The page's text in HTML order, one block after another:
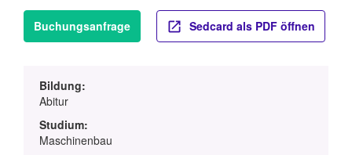
Buchungsanfrage Sedcard als PDF öffnen
Bildung:
Abitur
Studium:
Maschinenbau